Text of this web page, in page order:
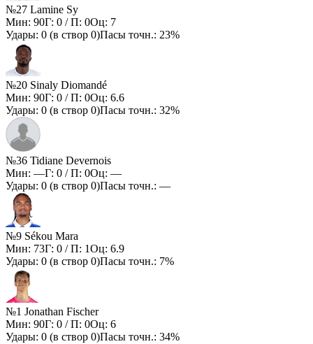
№27 Lamine Sy
Мин: 90Г: 0 / П: 0Оц: 7
Удары: 0 (в створ 0)Пасы точн.: 23%
№20 Sinaly Diomandé
Мин: 90Г: 0 / П: 0Оц: 6.6
Удары: 0 (в створ 0)Пасы точн.: 32%
№36 Tidiane Devernois
Мин: —Г: 0 / П: 0Оц: —
Удары: 0 (в створ 0)Пасы точн.: —
№9 Sékou Mara
Мин: 73Г: 0 / П: 1Оц: 6.9
Удары: 0 (в створ 0)Пасы точн.: 7%
№1 Jonathan Fischer
Мин: 90Г: 0 / П: 0Оц: 6
Удары: 0 (в створ 0)Пасы точн.: 34%